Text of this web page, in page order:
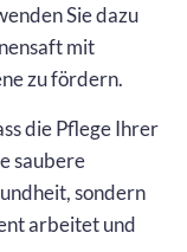
Sie dazu
mit
zu fördern.
die Pflege Ihrer
saubere
sondern
arbeitet und